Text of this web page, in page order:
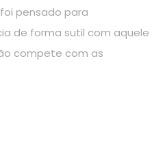
pensado para
de forma sutil com aquele
compete com as